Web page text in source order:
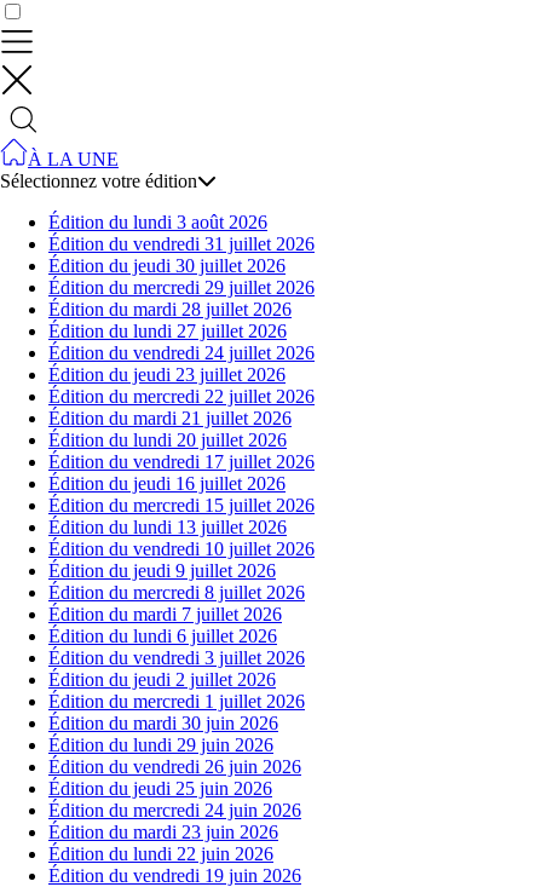
À LA UNE
Sélectionnez votre édition
Édition du lundi 3 août 2026
Édition du vendredi 31 juillet 2026
Édition du jeudi 30 juillet 2026
Édition du mercredi 29 juillet 2026
Édition du mardi 28 juillet 2026
Édition du lundi 27 juillet 2026
Édition du vendredi 24 juillet 2026
Édition du jeudi 23 juillet 2026
Édition du mercredi 22 juillet 2026
Édition du mardi 21 juillet 2026
Édition du lundi 20 juillet 2026
Édition du vendredi 17 juillet 2026
Édition du jeudi 16 juillet 2026
Édition du mercredi 15 juillet 2026
Édition du lundi 13 juillet 2026
Édition du vendredi 10 juillet 2026
Édition du jeudi 9 juillet 2026
Édition du mercredi 8 juillet 2026
Édition du mardi 7 juillet 2026
Édition du lundi 6 juillet 2026
Édition du vendredi 3 juillet 2026
Édition du jeudi 2 juillet 2026
Édition du mercredi 1 juillet 2026
Édition du mardi 30 juin 2026
Édition du lundi 29 juin 2026
Édition du vendredi 26 juin 2026
Édition du jeudi 25 juin 2026
Édition du mercredi 24 juin 2026
Édition du mardi 23 juin 2026
Édition du lundi 22 juin 2026
Édition du vendredi 19 juin 2026
Contrôler vos données